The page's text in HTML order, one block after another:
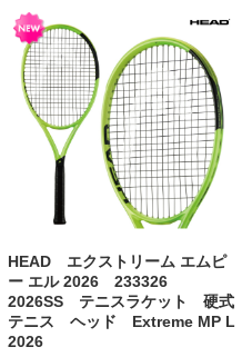
HEAD エクストリーム エムピ
ー エル 2026 233326
2026SS テニスラケット 硬式
テニス ヘッド Extreme MP L
2026